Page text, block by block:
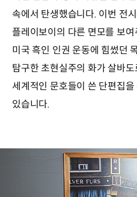
속에서 탄생했습니다. 이번 전
플레이보이의 다른 면모를 보
미국 흑인 인권 운동에 힘썼던
탐구한 초현실주의 화가 살바
세계적인 문호들이 쓴 단편집
있습니다.